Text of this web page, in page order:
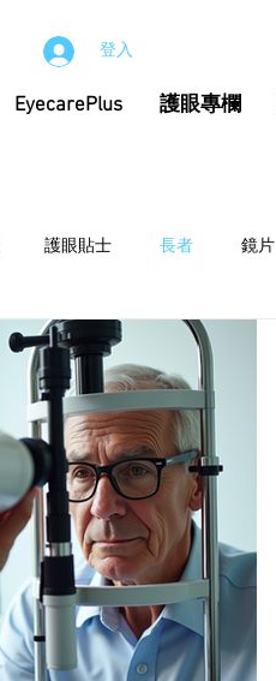
登入
EyecarePlus 護眼專欄
護眼貼士 長者 鏡片